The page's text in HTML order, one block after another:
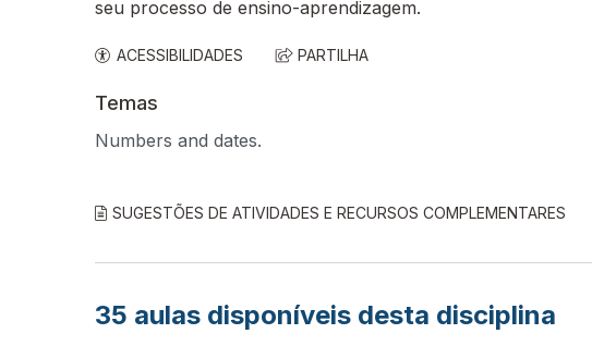
seu processo de ensino-aprendizagem.
ACESSIBILIDADES PARTILHA
Temas
Numbers and dates.
SUGESTÕES DE ATIVIDADES E RECURSOS COMPLEMENTARES
35 aulas disponíveis desta disciplina